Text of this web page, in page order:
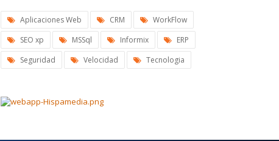
Aplicaciones Web CRM
WorkFlow
SEO xp
MSSql Informix
ERP
Seguridad
Velocidad Tecnologia